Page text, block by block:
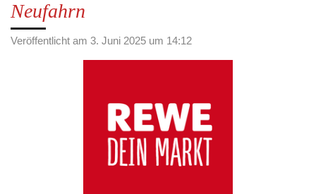
Neufahrn
Veröffentlicht am 3. Juni 2025 um 14:12